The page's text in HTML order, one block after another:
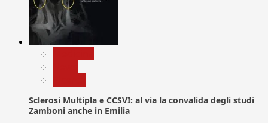
Sclerosi Multipla e CCSVI: al via la convalida degli studi
Zamboni anche in Emilia